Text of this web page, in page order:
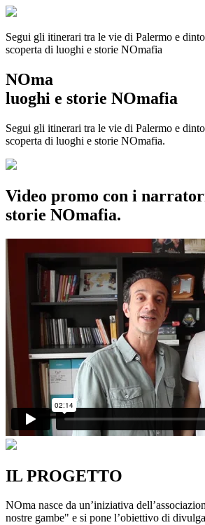
Segui gli itinerari tra le vie di Palermo e
scoperta di luoghi e storie NOmafia
NOma
luoghi e storie NOmafia
Segui gli itinerari tra le vie di Palermo e
scoperta di luoghi e storie NOmafia.
Video promo con i
storie NOmafia.
IL PROGETTO
NOma nasce da un’iniziativa
nostre gambe" e si pone l’obiettivo di